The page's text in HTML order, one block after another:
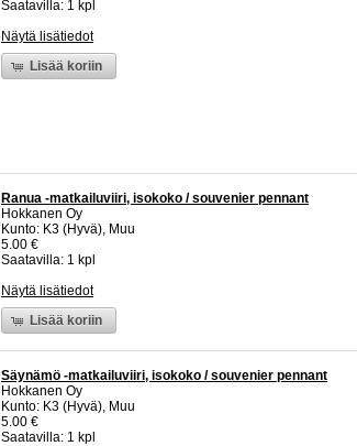
Saatavilla: 1 kpl
Näytä lisätiedot
Lisää koriin
Ranua -matkailuviiri, isokoko / souvenier pennant
Hokkanen Oy
Kunto: K3 (Hyvä), Muu
5.00 €
Saatavilla: 1 kpl
Näytä lisätiedot
Lisää koriin
Säynämö -matkailuviiri, isokoko / souvenier pennant
Hokkanen Oy
Kunto: K3 (Hyvä), Muu
5.00 €
Saatavilla: 1 kpl